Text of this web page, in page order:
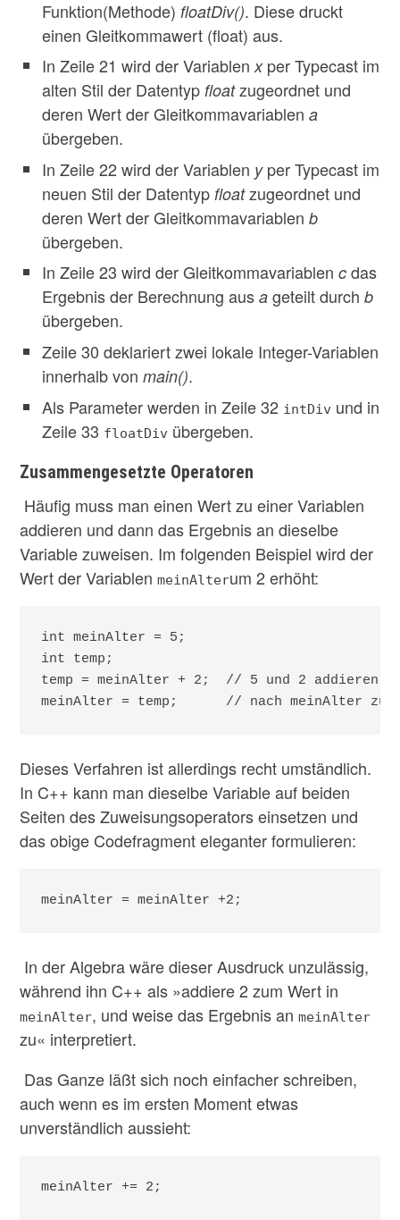
Funktion(Methode) floatDiv(). Diese druckt
einen Gleitkommawert (float) aus.
In Zeile 21 wird der Variablenxper Typecast im
alten Stil der Datentypfloatzugeordnet und
deren Wert der Gleitkommavariablena
übergeben.
In Zeile 22 wird der Variablen yper Typecast im
neuen Stil der Datentyp floatzugeordnet und
deren Wert der Gleitkommavariablenb
übergeben.
In Zeile 23 wird der Gleitkommavariablenc das
Ergebnis der Berechnung ausa geteilt durchb
übergeben.
Zeile 30 deklariert zwei lokale Integer-Variablen
innerhalb vonmain().
Als Parameter werden in Zeile 32 intDiv und in
Zeile 33 floatDiv übergeben.
Zusammengesetzte Operatoren
Häufig muss man einen Wert zu einer Variablen
addieren und dann das Ergebnis an dieselbe
Variable zuweisen. Im folgenden Beispiel wird der
Wert der VariablenmeinAlterum 2 erhöht:
int meinAlter = 5;
int temp;
temp = meinAlter + 2;  // 5 und 2 addieren
meinAlter = temp;      // nach meinAlter
Dieses Verfahren ist allerdings recht umständlich.
In C++ kann man dieselbe Variable auf beiden
Seiten des Zuweisungsoperators einsetzen und
das obige Codefragment eleganter formulieren:
meinAlter = meinAlter +2;
In der Algebra wäre dieser Ausdruck unzulässig,
während ihn C++ als »addiere 2 zum Wert in
meinAlter, und weise das Ergebnis anmeinAlter
zu« interpretiert.
Das Ganze läßt sich noch einfacher schreiben,
auch wenn es im ersten Moment etwas
unverständlich aussieht:
meinAlter += 2;